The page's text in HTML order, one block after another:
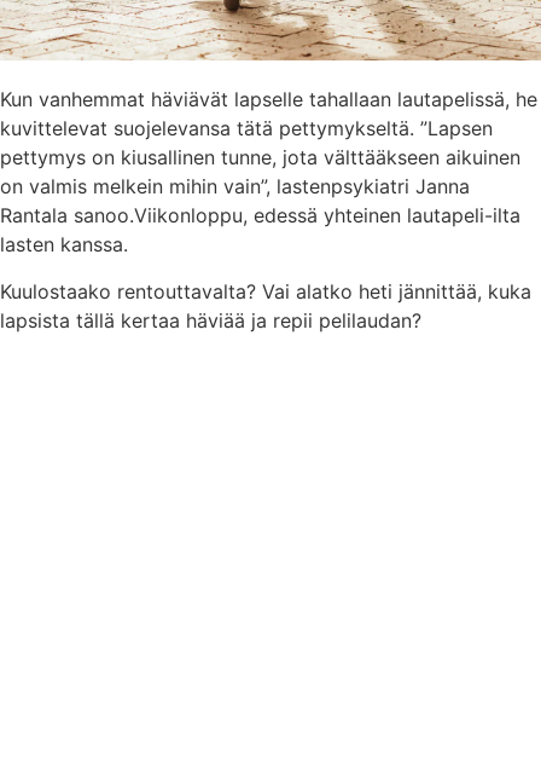
Kun vanhemmat häviävät lapselle tahallaan lautapelissä, he
kuvittelevat suojelevansa tätä pettymykseltä. ”Lapsen
pettymys on kiusallinen tunne, jota välttääkseen aikuinen
on valmis melkein mihin vain”, lastenpsykiatri Janna
Rantala sanoo.Viikonloppu, edessä yhteinen lautapeli-ilta
lasten kanssa.
Kuulostaako rentouttavalta? Vai alatko heti jännittää, kuka
lapsista tällä kertaa häviää ja repii pelilaudan?